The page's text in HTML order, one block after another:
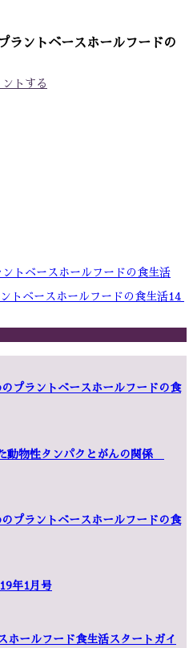
ラントベースホールフードの
ントする
トベースホールフードの食生活
トベースホールフードの食生活14
プラントベースホールフードの食
動物性タンパクとがんの関係
プラントベースホールフードの食
年1月号
ホールフード食生活スタートガイ